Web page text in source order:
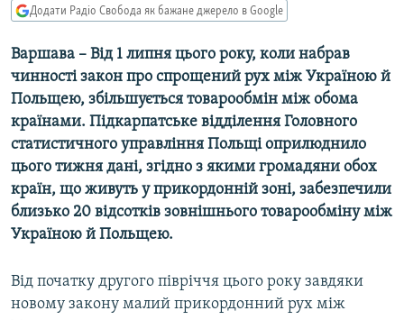
УКРАЇНА
СВІТ
СХЕМИ
КИТАЙ.ВИКЛИКИ
МУЛЬТИМЕДІА
ФОТО
СПЕЦПРОЄКТИ
ПОДКАСТИ
КРИМ РЕАЛІЇ
УКР
Додати Радіо Свобода як бажане джерело в Google
Варшава – Від 1 липня цього року, коли набрав
чинності закон про спрощений рух між Україною й
Польщею, збільшується товарообмін між обома
країнами. Підкарпатське відділення Головного
статистичного управління Польщі оприлюднило
цього тижня дані, згідно з якими громадяни обох
країн, що живуть у прикордонній зоні, забезпечили
близько 20 відсотків зовнішнього товарообміну між
Україною й Польщею.
Від початку другого півріччя цього року завдяки
новому закону малий прикордонний рух між